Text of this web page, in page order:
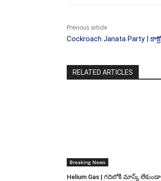
Previous article
Cockroach Janata Party |
RELATED ARTICLES
Breaking News
Helium Gas | గదిలోకి మాస్క్ లేకుండా